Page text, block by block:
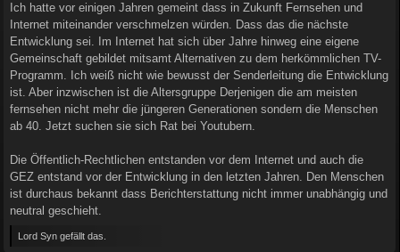
Ich hatte vor einigen Jahren gemeint dass in Zukunft Fernsehen und
Internet miteinander verschmelzen würden. Dass das die nächste
Entwicklung sei. Im Internet hat sich über Jahre hinweg eine eigene
Gemeinschaft gebildet mitsamt Alternativen zu dem herkömmlichen TV-
Programm. Ich weiß nicht wie bewusst der Senderleitung die Entwicklung
ist. Aber inzwischen ist die Altersgruppe Derjenigen die am meisten
fernsehen nicht mehr die jüngeren Generationen sondern die Menschen
ab 40. Jetzt suchen sie sich Rat bei Youtubern.
Die Öffentlich-Rechtlichen entstanden vor dem Internet und auch die
GEZ entstand vor der Entwicklung in den letzten Jahren. Den Menschen
ist durchaus bekannt dass Berichterstattung nicht immer unabhängig und
neutral geschieht.
Lord Syn gefällt das.